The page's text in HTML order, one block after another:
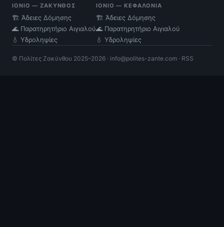
ΙΌΝΙΟ — ΖΆΚΥΝΘΟΣ
🏗️ Άδειες Δόμησης
🌊 Παρατηρητήριο Αιγιαλού
💧 Υδροληψίες
ΙΌΝΙΟ — ΚΕΦΑΛΟΝΙΆ
🏗️ Άδειες Δόμησης
🌊 Παρατηρητήριο Αιγιαλού
💧 Υδροληψίες
© Πολίτες Ζακύνθου 2025–2026 · info@polites-zante.com · RSS